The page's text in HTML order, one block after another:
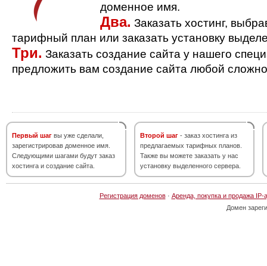
доменное имя.
Два. Заказать хостинг,
тарифный план или заказать установку
Три. Заказать создание сайта у нашего
предложить вам создание сайта любой
Первый шаг вы уже сделали,
зарегистрировав доменное имя.
Следующими шагами будут заказ
хостинга и создание сайта.
Второй шаг - заказ хостинга из
предлагаемых тарифных планов.
Также вы можете заказать у нас
установку выделенного сервера.
Регистрация доменов· Аренда, покупка и продажа IP-
Домен